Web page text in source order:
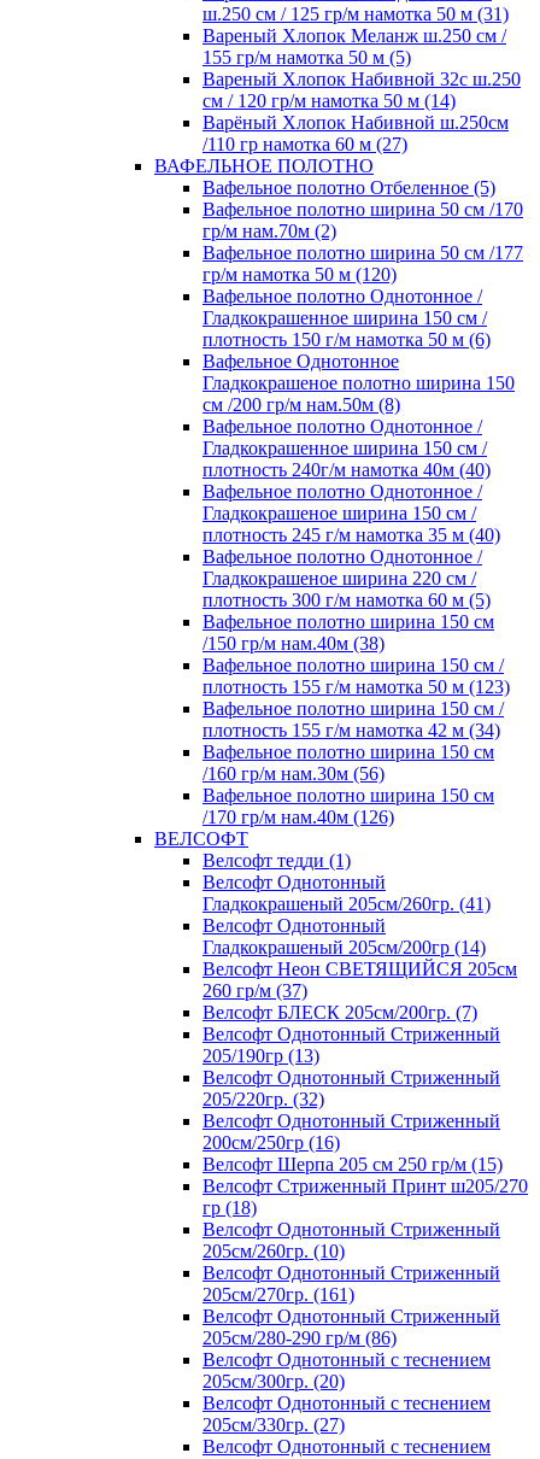
ш.250 см / 125 гр/м намотка 50 м (31)
Вареный Хлопок Меланж ш.250 см /
155 гр/м намотка 50 м (5)
Вареный Хлопок Набивной 32с ш.250
см / 120 гр/м намотка 50 м (14)
Варёный Хлопок Набивной ш.250см
/110 гр намотка 60 м (27)
ВАФЕЛЬНОЕ ПОЛОТНО
Вафельное полотно Отбеленное (5)
Вафельное полотно ширина 50 см /170
гр/м нам.70м (2)
Вафельное полотно ширина 50 см /177
гр/м намотка 50 м (120)
Вафельное полотно Однотонное /
Гладкокрашенное ширина 150 см /
плотность 150 г/м намотка 50 м (6)
Вафельное Однотонное
Гладкокрашеное полотно ширина 150
см /200 гр/м нам.50м (8)
Вафельное полотно Однотонное /
Гладкокрашенное ширина 150 см /
плотность 240г/м намотка 40м (40)
Вафельное полотно Однотонное /
Гладкокрашеное ширина 150 см /
плотность 245 г/м намотка 35 м (40)
Вафельное полотно Однотонное /
Гладкокрашеное ширина 220 см /
плотность 300 г/м намотка 60 м (5)
Вафельное полотно ширина 150 см
/150 гр/м нам.40м (38)
Вафельное полотно ширина 150 см /
плотность 155 г/м намотка 50 м (123)
Вафельное полотно ширина 150 см /
плотность 155 г/м намотка 42 м (34)
Вафельное полотно ширина 150 см
/160 гр/м нам.30м (56)
Вафельное полотно ширина 150 см
/170 гр/м нам.40м (126)
ВЕЛСОФТ
Велсофт тедди (1)
Велсофт Однотонный
Гладкокрашеный 205см/260гр. (41)
Велсофт Однотонный
Гладкокрашеный 205см/200гр (14)
Велсофт Неон СВЕТЯЩИЙСЯ 205см
260 гр/м (37)
Велсофт БЛЕСК 205см/200гр. (7)
Велсофт Однотонный Стриженный
205/190гр (13)
Велсофт Однотонный Стриженный
205/220гр. (32)
Велсофт Однотонный Стриженный
200см/250гр (16)
Велсофт Шерпа 205 см 250 гр/м (15)
Велсофт Стриженный Принт ш205/270
гр (18)
Велсофт Однотонный Стриженный
205см/260гр. (10)
Велсофт Однотонный Стриженный
205см/270гр. (161)
Велсофт Однотонный Стриженный
205см/280-290 гр/м (86)
Велсофт Однотонный с теснением
205см/300гр. (20)
Велсофт Однотонный с теснением
205см/330гр. (27)
Велсофт Однотонный с теснением